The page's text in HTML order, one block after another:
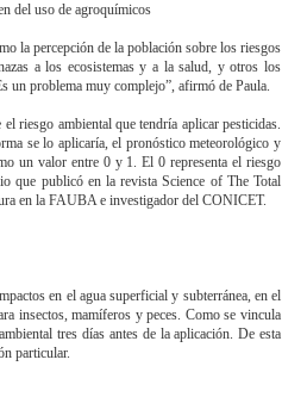
del uso de agroquímicos
la percepción de la población sobre los riesgos
a los ecosistemas y a la salud, y otros los
un problema muy complejo”, afirmó de Paula.
riesgo ambiental que tendría aplicar pesticidas.
se lo aplicaría, el pronóstico meteorológico y
un valor entre 0 y 1. El 0 representa el riesgo
que publicó en la revista Science of The Total
en la FAUBA e investigador del CONICET.
en el agua superficial y subterránea, en el
insectos, mamíferos y peces. Como se vincula
tres días antes de la aplicación. De esta
particular.